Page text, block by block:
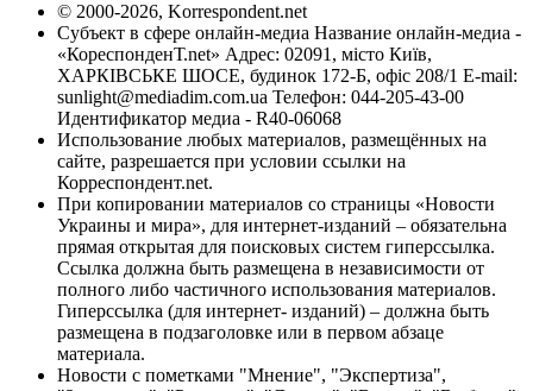
© 2000-2026, Korrespondent.net
Субъект в сфере онлайн-медиа Название онлайн-медиа -
«КореспонденТ.net» Адрес: 02091, місто Київ,
ХАРКІВСЬКЕ ШОСЕ, будинок 172-Б, офіс 208/1 E-mail:
sunlight@mediadim.com.ua Телефон: 044-205-43-00
Идентификатор медиа - R40-06068
Использование любых материалов, размещённых на
сайте, разрешается при условии ссылки на
Корреспондент.net.
При копировании материалов со страницы «Новости
Украины и мира», для интернет-изданий – обязательна
прямая открытая для поисковых систем гиперссылка.
Ссылка должна быть размещена в независимости от
полного либо частичного использования материалов.
Гиперссылка (для интернет- изданий) – должна быть
размещена в подзаголовке или в первом абзаце
материала.
Новости с пометками "Мнение", "Экспертиза",